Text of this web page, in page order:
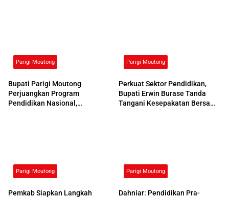
Parigi Moutong
Bupati Parigi Moutong
Perjuangkan Program
Pendidikan Nasional,
Parigi Moutong
Perkuat Sektor Pendidikan,
Bupati Erwin Burase Tanda
Tangani Kesepakatan Bersama
Parigi Moutong
Pemkab Siapkan Langkah
Parigi Moutong
Dahniar: Pendidikan Pra-